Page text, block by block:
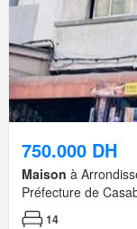
750.000 DH
Maison à
Préfecture de
14